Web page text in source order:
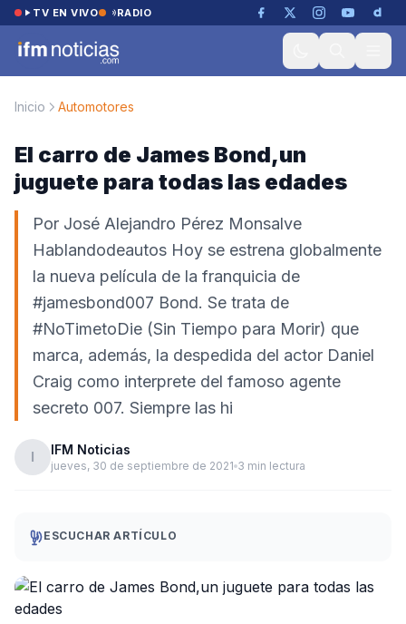
Saltar al contenido
TV EN VIVO RADIO
Inicio Automotores
El carro de James Bond,un
juguete para todas las edades
Por José Alejandro Pérez Monsalve
Hablandodeautos Hoy se estrena globalmente
la nueva película de la franquicia de
#jamesbond007 Bond. Se trata de
#NoTimetoDie (Sin Tiempo para Morir) que
marca, además, la despedida del actor Daniel
Craig como interprete del famoso agente
secreto 007. Siempre las hi
I IFM Noticias
jueves, 30 de septiembre de 2021 3 min lectura
ESCUCHAR ARTÍCULO